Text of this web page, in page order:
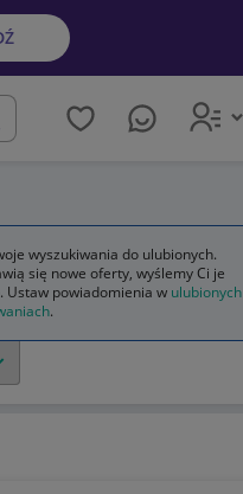
wyszukiwania do ulubionych.
się nowe oferty, wyślemy Ci je
Ustaw powiadomienia w ulubionych
.